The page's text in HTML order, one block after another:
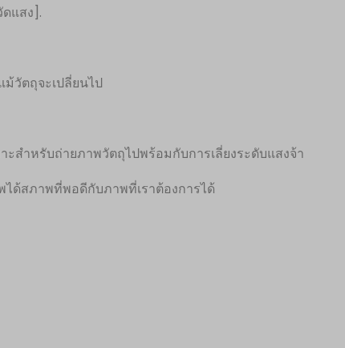
แสง].
วัตถุจะเปลี่ยนไป
สำหรับถ่ายภาพวัตถุไปพร้อมกับการเลี่ยงระดับแสงจ้า
ได้สภาพที่พอดีกับภาพที่เราต้องการได้